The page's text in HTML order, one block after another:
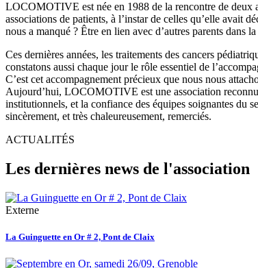
LOCOMOTIVE est née en 1988 de la rencontre de deux
associations de patients, à l’instar de celles qu’elle avait
nous a manqué ? Être en lien avec d’autres parents dans
Ces dernières années, les traitements des cancers
constatons aussi chaque jour le rôle essentiel de
C’est cet accompagnement précieux que nous nous
Aujourd’hui, LOCOMOTIVE est une association
institutionnels, et la confiance des équipes soignantes du
sincèrement, et très chaleureusement, remerciés.
ACTUALITÉS
Les dernières news de l'association
Externe
La Guinguette en Or # 2, Pont de Claix